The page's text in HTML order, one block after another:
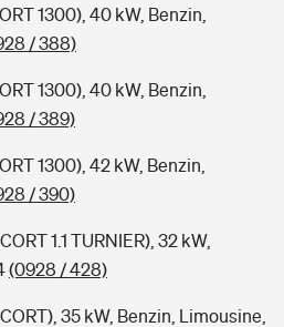
1300), 40 kW, Benzin,
/ 388)
1300), 40 kW, Benzin,
/ 389)
1300), 42 kW, Benzin,
/ 390)
1.1 TURNIER), 32 kW,
(0928 / 428)
35 kW, Benzin, Limousine,